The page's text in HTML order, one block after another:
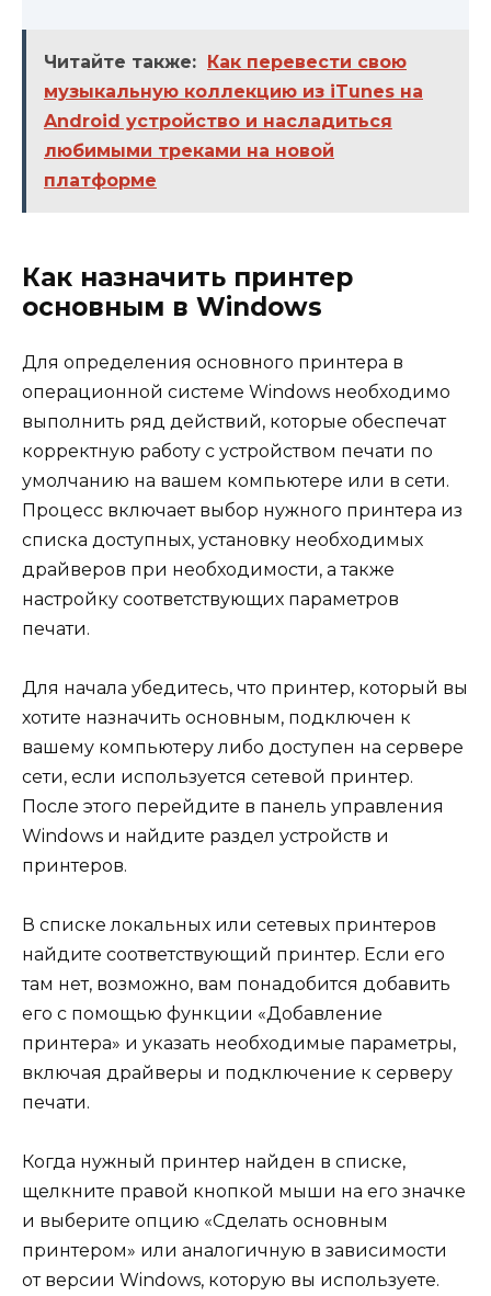
Читайте также: Как перевести свою
музыкальную коллекцию из iTunes на
Android устройство и насладиться
любимыми треками на новой
платформе
Как назначить принтер
основным в Windows
Для определения основного принтера в
операционной системе Windows необходимо
выполнить ряд действий, которые обеспечат
корректную работу с устройством печати по
умолчанию на вашем компьютере или в сети.
Процесс включает выбор нужного принтера из
списка доступных, установку необходимых
драйверов при необходимости, а также
настройку соответствующих параметров
печати.
Для начала убедитесь, что принтер, который вы
хотите назначить основным, подключен к
вашему компьютеру либо доступен на сервере
сети, если используется сетевой принтер.
После этого перейдите в панель управления
Windows и найдите раздел устройств и
принтеров.
В списке локальных или сетевых принтеров
найдите соответствующий принтер. Если его
там нет, возможно, вам понадобится добавить
его с помощью функции «Добавление
принтера» и указать необходимые параметры,
включая драйверы и подключение к серверу
печати.
Когда нужный принтер найден в списке,
щелкните правой кнопкой мыши на его значке
и выберите опцию «Сделать основным
принтером» или аналогичную в зависимости
от версии Windows, которую вы используете.